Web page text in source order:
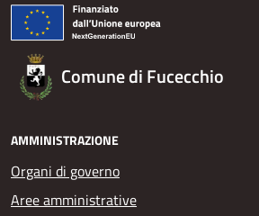
Comune di Fucecchio
AMMINISTRAZIONE
Organi di governo
Aree amministrative